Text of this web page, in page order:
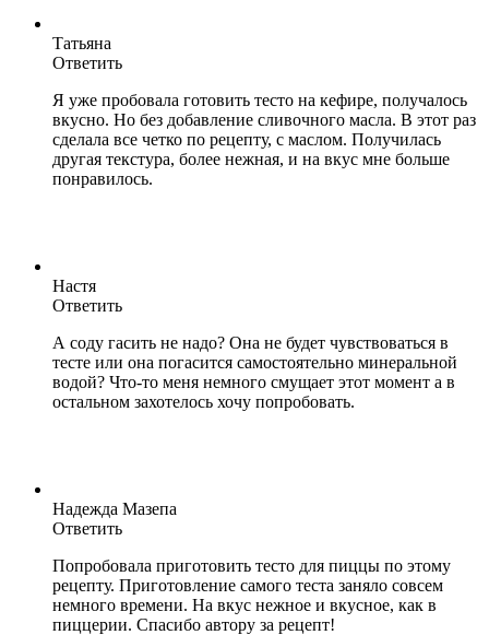
Татьяна
Ответить
Я уже пробовала готовить тесто на кефире, получалось
вкусно. Но без добавление сливочного масла. В этот раз
сделала все четко по рецепту, с маслом. Получилась
другая текстура, более нежная, и на вкус мне больше
понравилось.
Настя
Ответить
А соду гасить не надо? Она не будет чувствоваться в
тесте или она погасится самостоятельно минеральной
водой? Что-то меня немного смущает этот момент а в
остальном захотелось хочу попробовать.
Надежда Мазепа
Ответить
Попробовала приготовить тесто для пиццы по этому
рецепту. Приготовление самого теста заняло совсем
немного времени. На вкус нежное и вкусное, как в
пиццерии. Спасибо автору за рецепт!